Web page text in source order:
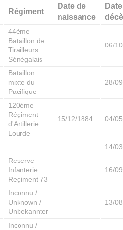
Régiment
Date de
naissance
44ème
Bataillon de
Tirailleurs
Sénégalais
06/
Bataillon
mixte du
Pacifique
28/
120ème
Régiment
d'Artillerie
Lourde
15/12/1884 04/
14/
Reserve
Infanterie
Regiment 73
16/
Inconnu /
Unknown /
Unbekannter
13/
Inconnu /